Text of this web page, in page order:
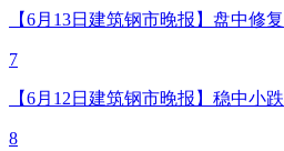
【6月13日建筑钢市晚报】盘中修复
7
【6月12日建筑钢市晚报】稳中小跌
8